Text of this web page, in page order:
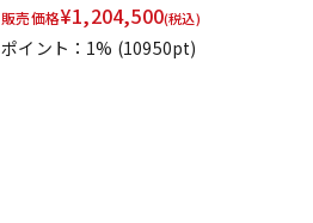
販売価格¥1,204,500(税込)
ポイント：1% (10950pt)